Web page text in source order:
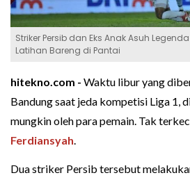
Striker Persib dan Eks Anak Asuh
Latihan Bareng di Pantai
hitekno.com - Waktu libur yang
Bandung saat jeda kompetisi Liga 1,
mungkin oleh para pemain. Tak
Ferdiansyah.
Dua striker Persib tersebut